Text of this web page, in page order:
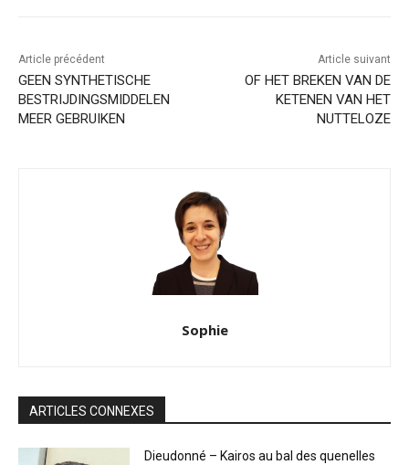
Article précédent
GEEN SYNTHETISCHE
BESTRIJDINGSMIDDELEN
MEER GEBRUIKEN
Article suivant
OF HET BREKEN VAN DE
KETENEN VAN HET
NUTTELOZE
Sophie
ARTICLES CONNEXES
Dieudonné – Kairos au bal des quenelles